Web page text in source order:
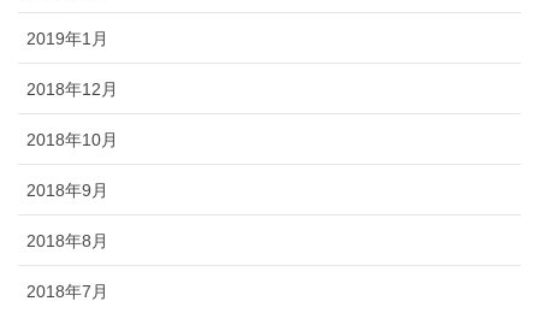
2019年1月
2018年12月
2018年10月
2018年9月
2018年8月
2018年7月